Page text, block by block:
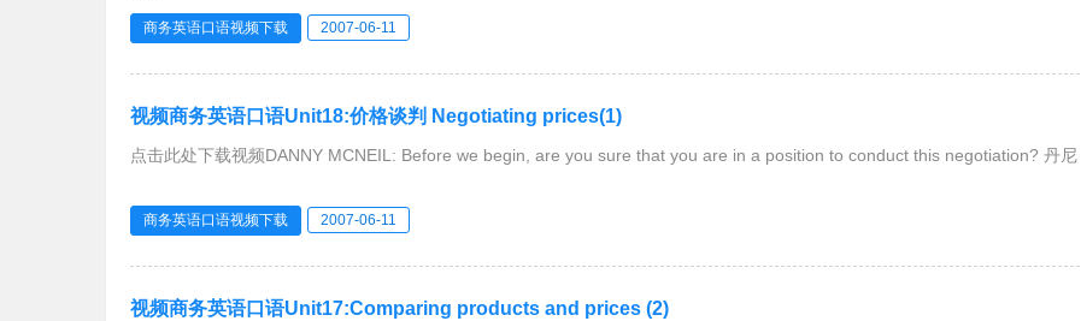
商务英语口语视频下载 2007-06-11
视频商务英语口语Unit18:价格谈判 Negotiating prices(1)
点击此处下载视频DANNY MCNEIL: Before we begin, are you sure that you are in a position to conduct this negotiation? 丹尼
商务英语口语视频下载 2007-06-11
视频商务英语口语Unit17:Comparing products and prices (2)